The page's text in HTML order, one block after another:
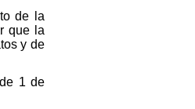
de la
que la
y de
1 de